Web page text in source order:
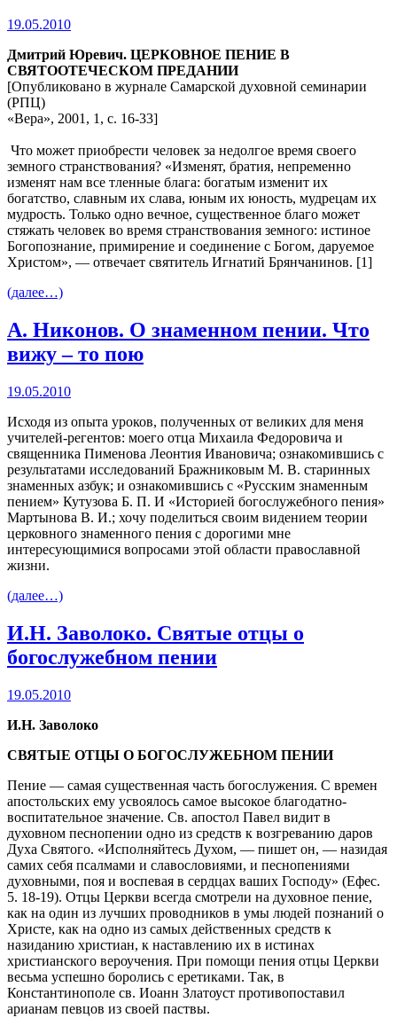
19.05.2010
Дмитрий Юревич. ЦЕРКОВНОЕ ПЕНИЕ В
СВЯТООТЕЧЕСКОМ ПРЕДАНИИ
[Опубликовано в журнале Самарской духовной семинарии
(РПЦ)
«Вера», 2001, 1, с. 16-33]
Что может приобрести человек за недолгое время своего
земного странствования? «Изменят, братия, непременно
изменят нам все тленные блага: богатым изменит их
богатство, славным их слава, юным их юность, мудрецам их
мудрость. Только одно вечное, существенное благо может
стяжать человек во время странствования земного: истиное
Богопознание, примирение и соединение с Богом, даруемое
Христом», — отвечает святитель Игнатий Брянчанинов. [1]
(далее…)
А. Никонов. О знаменном пении. Что
вижу – то пою
19.05.2010
Исходя из опыта уроков, полученных от великих для меня
учителей-регентов: моего отца Михаила Федоровича и
священника Пименова Леонтия Ивановича; ознакомившись с
результатами исследований Бражниковым М. В. старинных
знаменных азбук; и ознакомившись с «Русским знаменным
пением» Кутузова Б. П. И «Историей богослужебного пения»
Мартынова В. И.; хочу поделиться своим видением теории
церковного знаменного пения с дорогими мне
интересующимися вопросами этой области православной
жизни.
(далее…)
И.Н. Заволоко. Святые отцы о
богослужебном пении
19.05.2010
И.Н. Заволоко
СВЯТЫЕ ОТЦЫ О БОГОСЛУЖЕБНОМ ПЕНИИ
Пение — самая существенная часть богослужения. С времен
апостольских ему усвоялось самое высокое благодатно-
воспитательное значение. Св. апостол Павел видит в
духовном песнопении одно из средств к возгреванию даров
Духа Святого. «Исполняйтесь Духом, — пишет он, — назидая
самих себя псалмами и славословиями, и песнопениями
духовными, поя и воспевая в сердцах ваших Господу» (Ефес.
5. 18-19). Отцы Церкви всегда смотрели на духовное пение,
как на один из лучших проводников в умы людей познаний о
Христе, как на одно из самых действенных средств к
назиданию христиан, к наставлению их в истинах
христианского вероучения. При помощи пения отцы Церкви
весьма успешно боролись с еретиками. Так, в
Константинополе св. Иоанн Златоуст противопоставил
арианам певцов из своей паствы.